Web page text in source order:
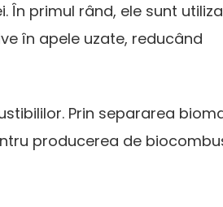
În primul rând, ele sunt
în apele uzate, reducând
Prin separarea
producerea de